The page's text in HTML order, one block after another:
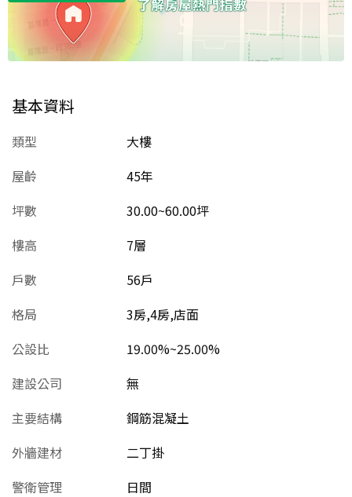
基本資料
類型
大樓
屋齡
45年
坪數
30.00~60.00坪
樓高
7層
戶數
56戶
格局
3房,4房,店面
公設比
19.00%~25.00%
建設公司
無
主要結構
鋼筋混凝土
外牆建材
二丁掛
警衛管理
日間